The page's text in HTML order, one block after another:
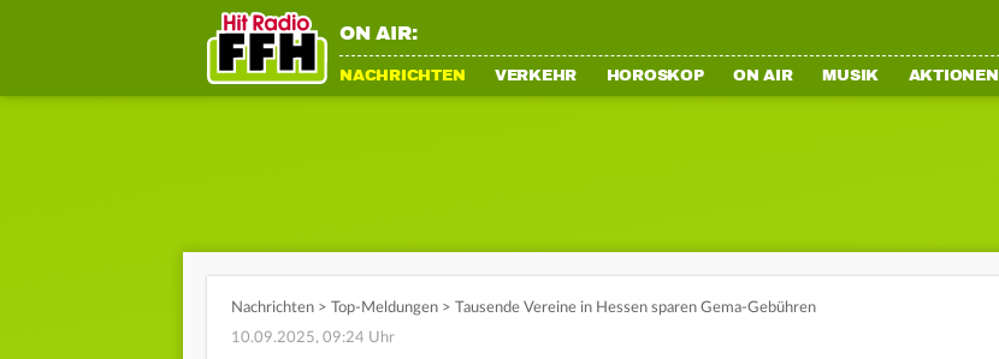
ON AIR:
NACHRICHTEN VERKEHR HOROSKOP ON AIR MUSIK AKTIONEN
Nachrichten > Top-Meldungen > Tausende Vereine in Hessen sparen Gema-Gebühren
10.09.2025, 09:24 Uhr